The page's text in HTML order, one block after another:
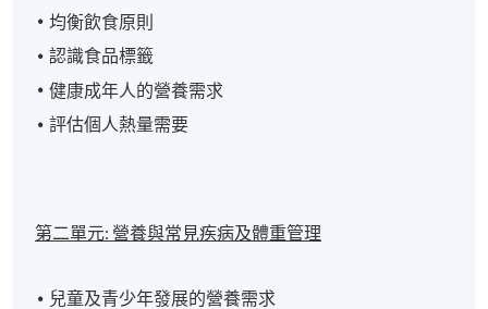
均衡飲食原則
認識食品標籤
健康成年人的營養需求
評估個人熱量需要
第二單元: 營養與常見疾病及體重管理
兒童及青少年發展的營養需求